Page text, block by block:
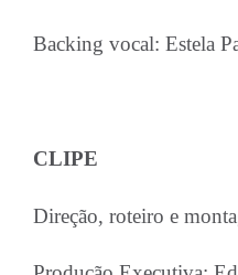
Backing vocal: Estela
CLIPE
Direção, roteiro e